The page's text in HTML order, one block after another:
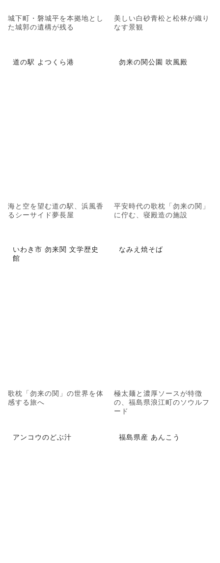
城下町・磐城平を本拠地とし
た城郭の遺構が残る
美しい白砂青松と松林が織り
なす景観
道の駅 よつくら港
海と空を望む道の駅、浜風香
るシーサイド夢長屋
勿来の関公園 吹風殿
平安時代の歌枕「勿来の関」
に佇む、寝殿造の施設
いわき市 勿来関 文学歴史
館
歌枕「勿来の関」の世界を体
感する旅へ
なみえ焼そば
極太麺と濃厚ソースが特徴
の、福島県浪江町のソウルフ
ード
アンコウのどぶ汁 福島県産 あんこう